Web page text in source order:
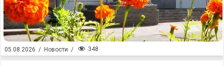
05.08.2026 / Новости / 348